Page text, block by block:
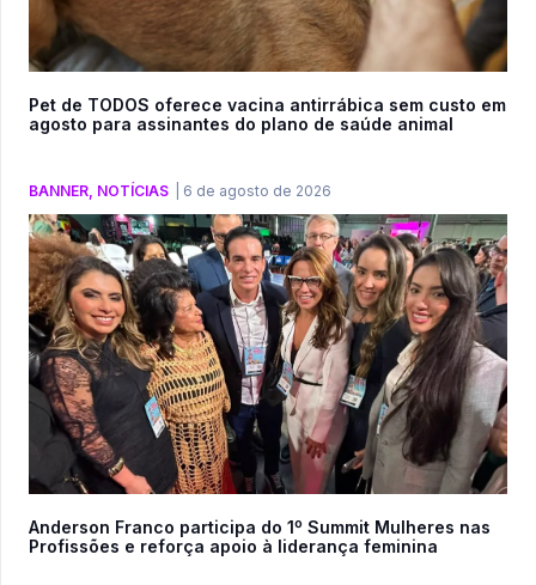
Pet de TODOS oferece vacina antirrábica sem custo em
agosto para assinantes do plano de saúde animal
BANNER NOTÍCIAS 6 de agosto de 2026
Anderson Franco participa do 1º Summit Mulheres nas
Profissões e reforça apoio à liderança feminina